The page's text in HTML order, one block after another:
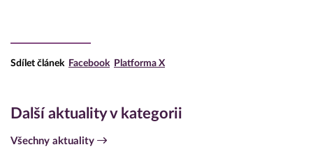
Sdílet článek Facebook Platforma X
Další aktuality v kategorii
Všechny aktuality